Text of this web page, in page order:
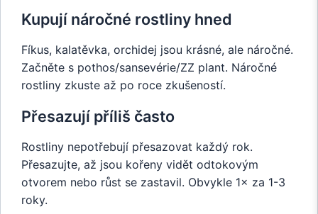
Kupují náročné rostliny hned
Fíkus, kalatěvka, orchidej jsou krásné, ale náročné.
Začněte s pothos/sansevérie/ZZ plant. Náročné
rostliny zkuste až po roce zkušeností.
Přesazují příliš často
Rostliny nepotřebují přesazovat každý rok.
Přesazujte, až jsou kořeny vidět odtokovým
otvorem nebo růst se zastavil. Obvykle 1× za 1-3
roky.